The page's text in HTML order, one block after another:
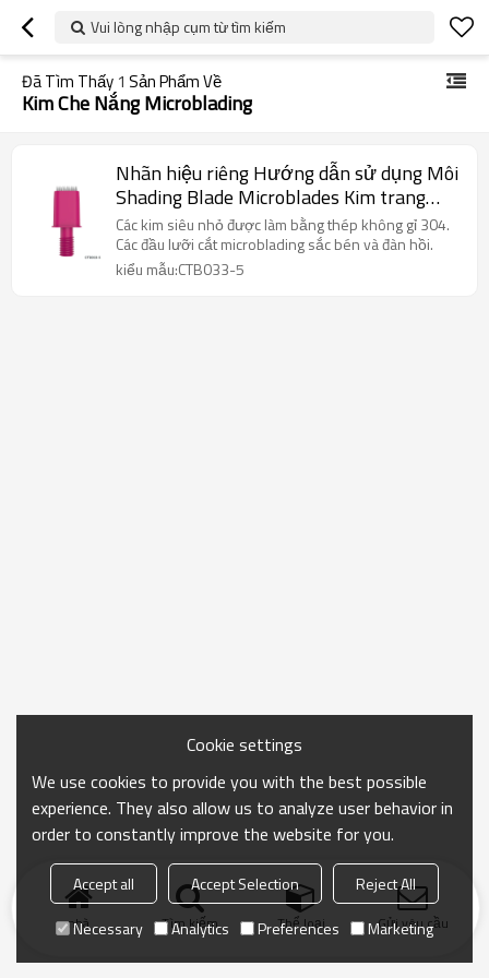
Vui lòng nhập cụm từ tìm kiếm
Đã Tìm Thấy 1 Sản Phẩm Về
Kim Che Nắng Microblading
Nhãn hiệu riêng Hướng dẫn sử dụng Môi
Shading Blade Microblades Kim trang
điểm vĩnh viễn cho hình xăm lông mày
Các kim siêu nhỏ được làm bằng thép không gỉ 304.
Các đầu lưỡi cắt microblading sắc bén và đàn hồi.
kiểu mẫu:CTB033-5
nhà Tìm kiếm Thể loại Gửi yêu cầu
Cookie settings
We use cookies to provide you with the best possible
experience. They also allow us to analyze user behavior in
order to constantly improve the website for you.
Accept all Accept Selection
Reject All
Necessary
Analytics Preferences Marketing